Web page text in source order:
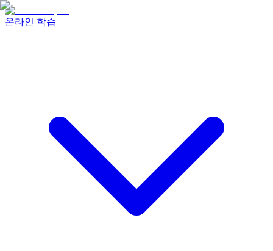
온라인 학습